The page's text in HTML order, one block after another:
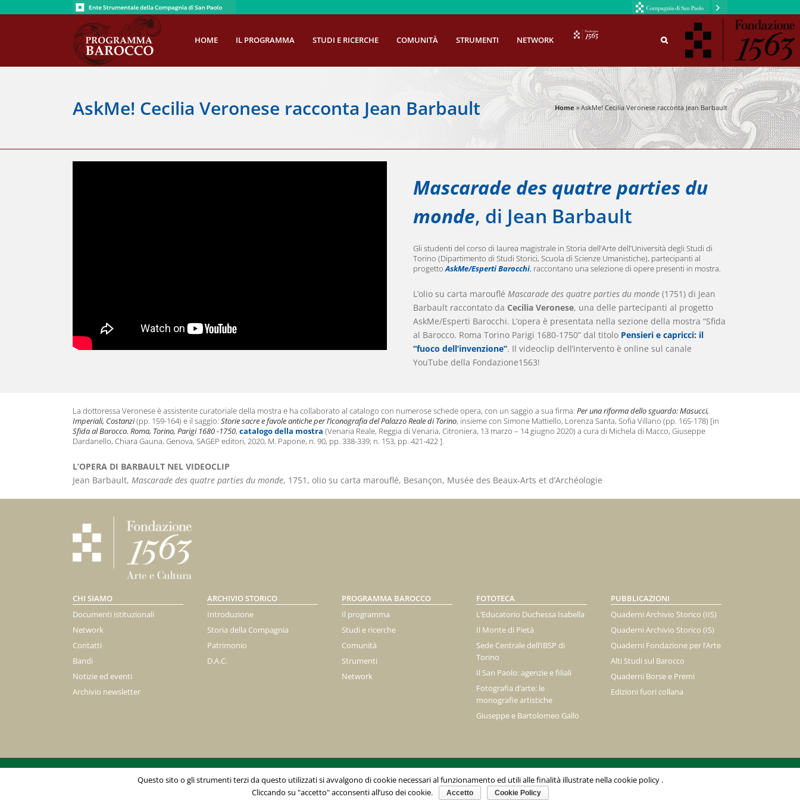
HOME IL PROGRAMMA STUDI E RICERCHE COMUNITÀ STRUMENTI NETWORK
F1563
AskMe! Cecilia Veronese racconta Jean Barbault Home»AskMe! Cecilia Veronese racconta Jean Barbault
Mascarade des quatre parties du
monde, di Jean Barbault
Gli studenti del corso di laurea magistrale in Storia dell’Arte dell’Università degli Studi di
Torino (Dipartimento di Studi Storici, Scuola di Scienze Umanistiche), partecipanti al
progettoAskMe/Esperti Barocchi, raccontano una selezione di opere presenti in mostra.
L’olio su carta marouflé Mascarade des quatre parties du monde (1751) di Jean
Barbault raccontato da Cecilia Veronese, una delle partecipanti al progetto
AskMe/Esperti Barocchi. L’opera è presentata nella sezione della mostra “Sfida
al Barocco. Roma Torino Parigi 1680-1750” dal titolo Pensieri e capricci: il
“fuoco dell’invenzione”. Il videoclip dell’intervento è online sul canale
YouTube della Fondazione1563!
La dottoressa Veronese è assistente curatoriale della mostra e ha collaborato al catalogo con numerose schede opera, con un saggio a sua firma: Per una riforma dello sguardo: Masucci,
Imperiali, Costanzi(pp. 159-164) e il saggio: Storie sacre e favole antiche per l’iconografia del Palazzo Reale di Torino, insieme con Simone Mattiello, Lorenza Santa, Sofia Villano (pp. 165-178) [in
Sfida al Barocco. Roma, Torino, Parigi 1680 -1750, catalogo della mostra (Venaria Reale, Reggia di Venaria, Citroniera, 13 marzo – 14 giugno 2020) a cura di Michela di Macco, Giuseppe
Dardanello, Chiara Gauna, Genova, SAGEP editori, 2020, M. Papone, n. 90, pp. 338-339; n. 153, pp. 421-422 ].
L’OPERA DI BARBAULT NEL VIDEOCLIP
Jean Barbault, Mascarade des quatre parties du monde, 1751, olio su carta marouflé, Besançon, Musée des Beaux-Arts et d’Archéologie
CHI SIAMO
Documenti istituzionali
Network
Contatti
Bandi
Notizie ed eventi
Archivio newsletter
ARCHIVIO STORICO
Introduzione
Storia della Compagnia
Patrimonio
D.A.C.
PROGRAMMA BAROCCO
Il programma
Studi e ricerche
Comunità
Strumenti
Network
FOTOTECA
L’Educatorio Duchessa Isabella
Il Monte di Pietà
Sede Centrale dell’IBSP di
Torino
Il San Paolo: agenzie e filiali
Fotografia d’arte: le
monografie artistiche
Giuseppe e Bartolomeo Gallo
PUBBLICAZIONI
Quaderni Archivio Storico (IIS)
Quaderni Archivio Storico (IS)
Quaderni Fondazione per l’Arte
Alti Studi sul Barocco
Quaderni Borse e Premi
Edizioni fuori collana
Fondazione 1563 - C.so Vittorio Emanuele II 75, 10128 Torino - info@fondazione1563.it
- C. F. 97520600012 © 2017
Cookie Policy
Questo sito o gli strumenti terzi da questo utilizzati si avvalgono di cookie necessari al funzionamento ed utili alle finalità illustrate nella cookie policy .
Cliccando su "accetto" acconsenti all’uso dei cookie.
Accetto Cookie Policy